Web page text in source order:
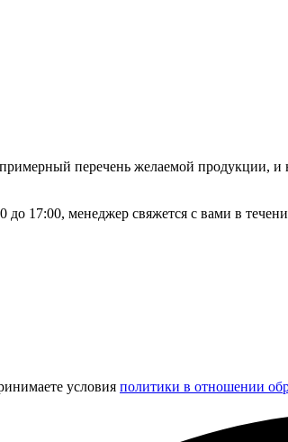
перечень желаемой продукции,
до 17:00, менеджер свяжется с вами в
условия политики в отношении